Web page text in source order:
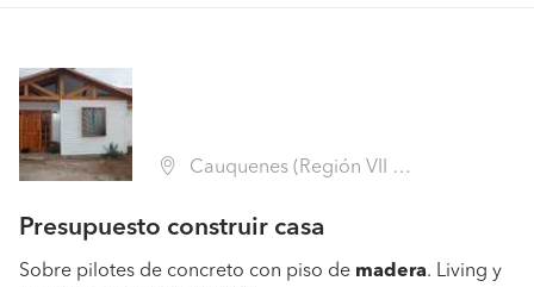
Cauquenes (Región VII Maule - Cauquenes)
Presupuesto construir casa
Sobre pilotes de concreto con piso de madera. Living y